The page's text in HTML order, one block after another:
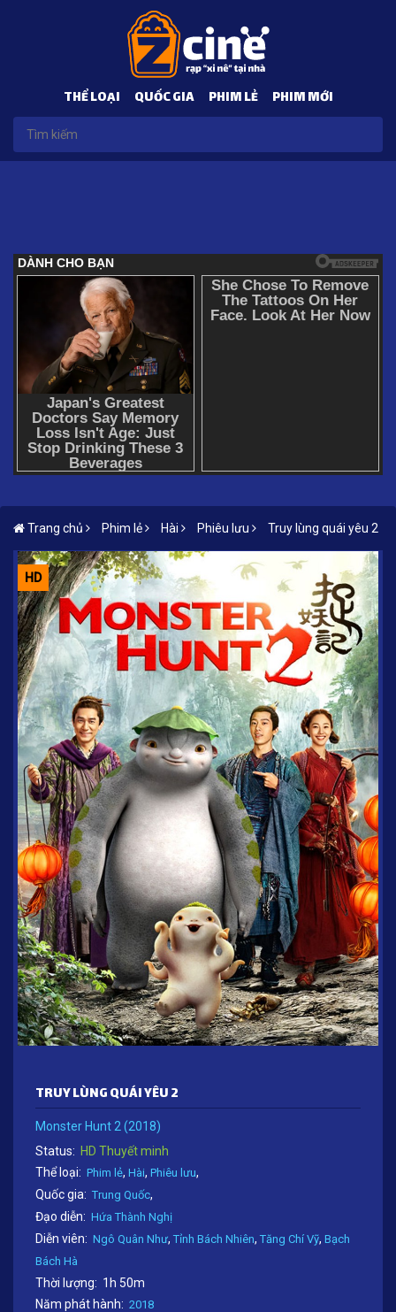
THỂ LOẠI QUỐC GIA PHIM LẺ PHIM MỚI
Trang chủ Phim lẻ Hài Phiêu lưu Truy lùng quái yêu 2
HD
TRUY LÙNG QUÁI YÊU 2
Monster Hunt 2 (2018)
Status: HD Thuyết minh
Thể loại: Phim lẻ, Hài, Phiêu lưu,
Quốc gia: Trung Quốc,
Đạo diễn: Hứa Thành Nghị
Diễn viên: Ngô Quân Như, Tỉnh Bách Nhiên, Tăng Chí Vỹ, Bạch
Bách Hà
Thời lượng: 1h 50m
Năm phát hành: 2018